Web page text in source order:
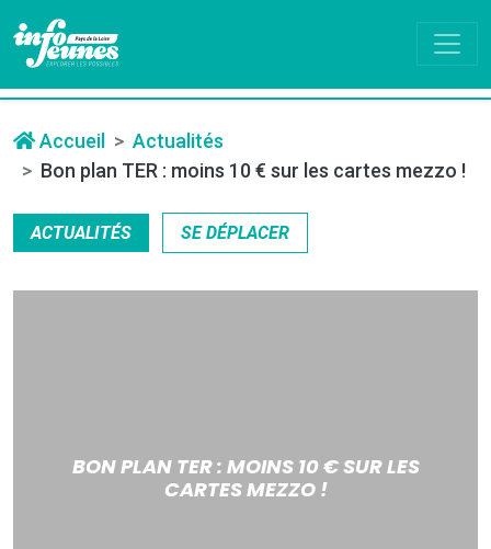
Accueil
Actualités
Bon plan TER : moins 10 € sur les cartes mezzo !
ACTUALITÉS SE DÉPLACER
BON PLAN TER : MOINS 10 € SUR LES
CARTES MEZZO !